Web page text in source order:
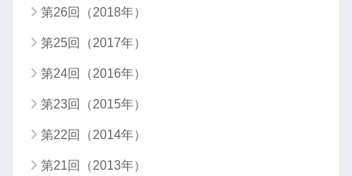
第26回（2018年）
第25回（2017年）
第24回（2016年）
第23回（2015年）
第22回（2014年）
第21回（2013年）